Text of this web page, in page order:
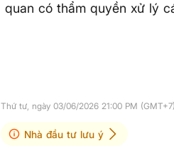
quan có thẩm quyền xử lý
Thứ tư, ngày 03/06/2026 21:00 PM (GMT+7)
Nhà đầu tư lưu ý